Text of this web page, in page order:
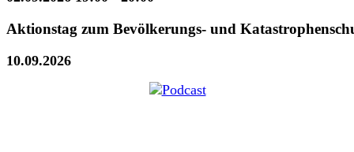
Aktionstag zum Bevölkerungs- und
10.09.2026